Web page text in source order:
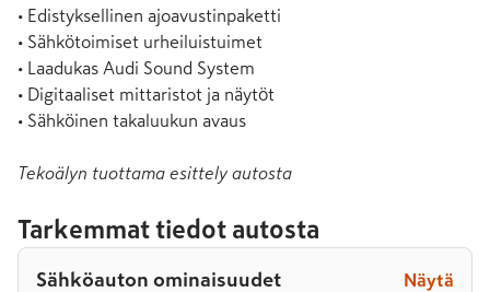
• Edistyksellinen ajoavustinpaketti
• Sähkötoimiset urheiluistuimet
• Laadukas Audi Sound System
• Digitaaliset mittaristot ja näytöt
• Sähköinen takaluukun avaus
Tekoälyn tuottama esittely autosta
Tarkemmat tiedot autosta
Sähköauton ominaisuudet Näytä